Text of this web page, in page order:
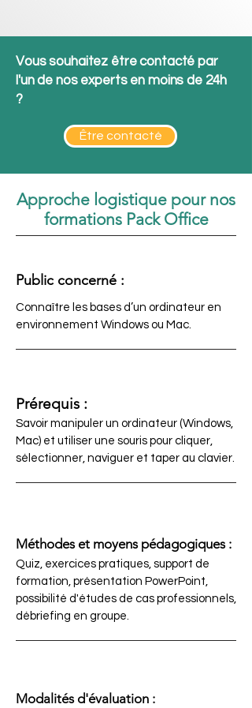
Vous souhaitez être contacté par
l'un de nos experts en moins de 24h
?
Être contacté
Approche logistique pour nos
formations Pack Office
Public concerné :
Connaître les bases d’un ordinateur en
environnement Windows ou Mac.
Prérequis :
Savoir manipuler un ordinateur (Windows,
Mac) et utiliser une souris pour cliquer,
sélectionner, naviguer et taper au clavier.
Méthodes et moyens pédagogiques :
Quiz, exercices pratiques, support de
formation, présentation PowerPoint,
possibilité d'études de cas professionnels,
débriefing en groupe.
Modalités d'évaluation :